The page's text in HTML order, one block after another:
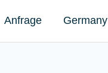
Anfrage Germany